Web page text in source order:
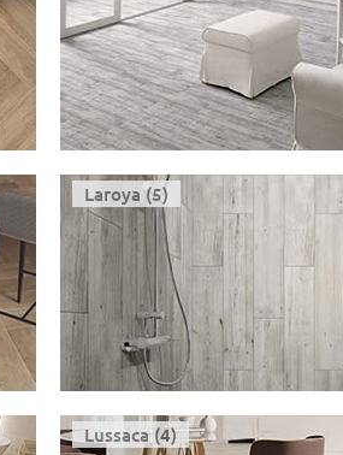
Laroya (5)
Lussaca (4)